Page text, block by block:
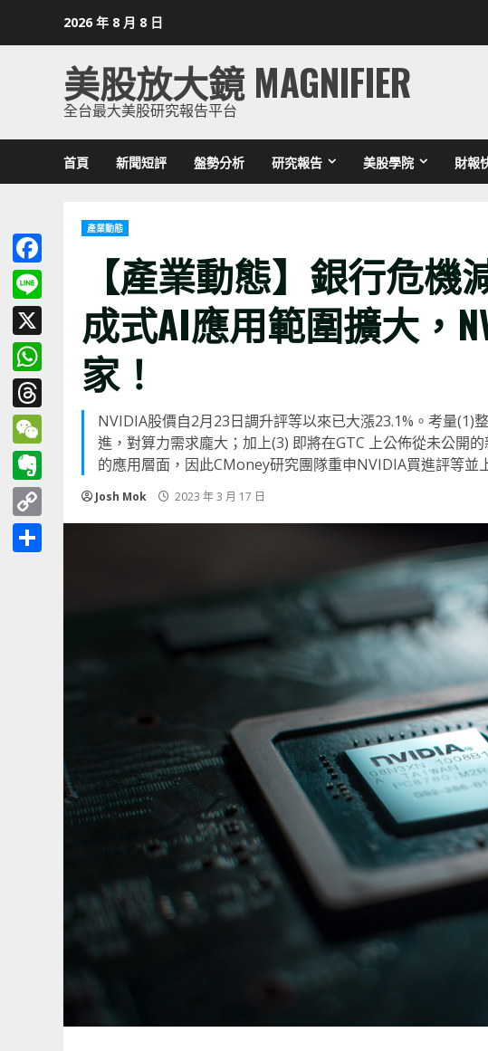
2026 年 8 月 8 日
美股放大鏡 MAGNIFIER
全台最大美股研究報告平台
首頁 新聞短評 盤勢分析 研究報告 美股學院 財報
產業動態
【產業動態】銀行危
成式AI應用範圍擴大，
家！
NVIDIA股價自2月23日調升評等以來已大漲23.1%。考量(1)
進，對算力需求龐大；加上(3) 即將在GTC 上公佈從未公開
的應用層面，因此CMoney研究團隊重申NVIDIA買進評等並
Josh Mok 2023 年 3 月 17 日
Facebook
Line
X
WhatsApp
Threads
WeChat
Evernote
Copy